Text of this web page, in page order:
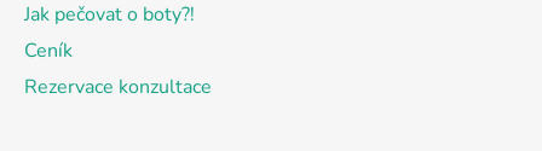
Jak pečovat o boty?!
Ceník
Rezervace konzultace